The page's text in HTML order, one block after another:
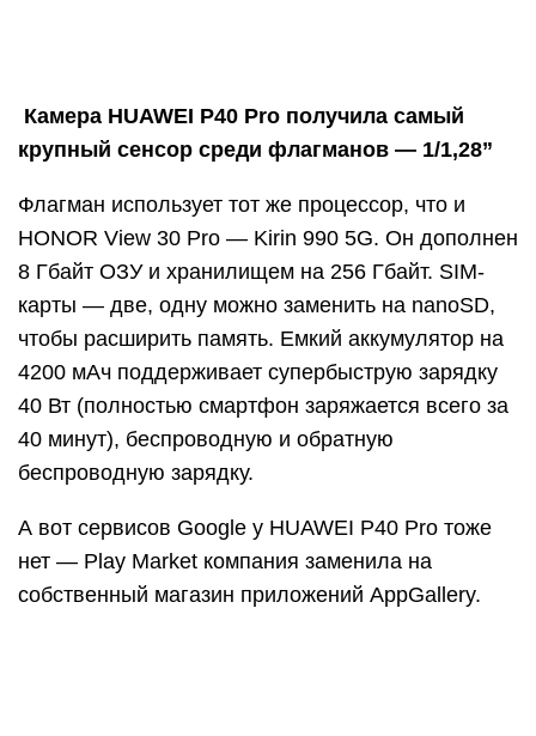
Камера HUAWEI P40 Pro получила самый
крупный сенсор среди флагманов — 1/1,28”
Флагман использует тот же процессор, что и
HONOR View 30 Pro — Kirin 990 5G. Он дополнен
8 Гбайт ОЗУ и хранилищем на 256 Гбайт. SIM-
карты — две, одну можно заменить на nanoSD,
чтобы расширить память. Емкий аккумулятор на
4200 мАч поддерживает супербыструю зарядку
40 Вт (полностью смартфон заряжается всего за
40 минут), беспроводную и обратную
беспроводную зарядку.
А вот сервисов Google у HUAWEI P40 Pro тоже
нет — Play Market компания заменила на
собственный магазин приложений AppGallery.